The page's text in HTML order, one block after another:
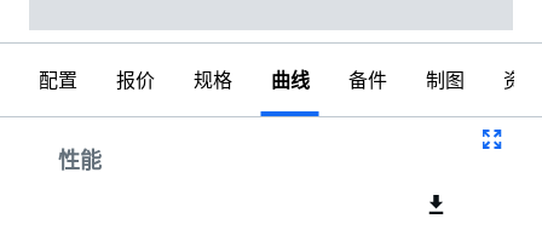
配置 报价 规格 曲线 备件 制图 资料
性能